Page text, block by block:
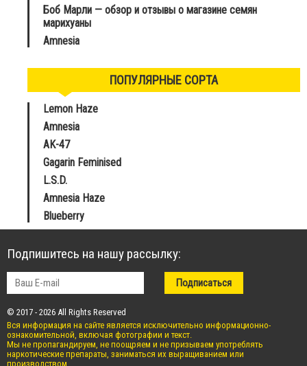
Боб Марли — обзор и отзывы о магазине семян
марихуаны
Amnesia
ПОПУЛЯРНЫЕ СОРТА
Lemon Haze
Amnesia
AK-47
Gagarin Feminised
L.S.D.
Amnesia Haze
Blueberry
Подпишитесь на нашу рассылку:
© 2017 - 2026 All Rights Reserved
Вся информация на сайте является исключительно информационно-
ознакомительной, включая фотографии и текст.
Мы не пропагандируем, не поощряем и не призываем употреблять
наркотические препараты, заниматься их выращиванием или
производством.